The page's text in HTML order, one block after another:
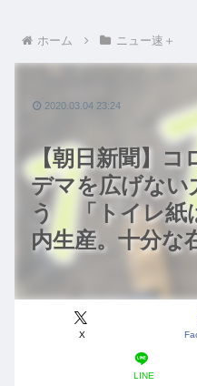
ホーム ニュー速＋
【朝日新聞】コ
デマを広げない
う 「トイレ紙
内生産。十分な
X
LINE
2020.03.04 23:24